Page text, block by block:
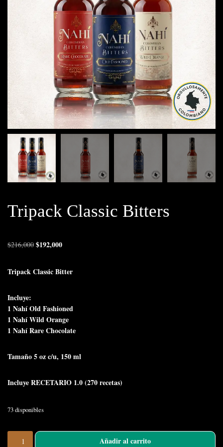
Tripack Classic Bitters
$216,000 $192,000
Tripack Classic Bitter
Incluye:
1 Nahí Old Fashioned
1 Nahí Wild Orange
1 Nahí Rare Chocolate
Tamaño 5 oz c/u, 150 ml
Incluye RECETARIO 1.0 (270 recetas)
73 disponibles
Añadir al carrito